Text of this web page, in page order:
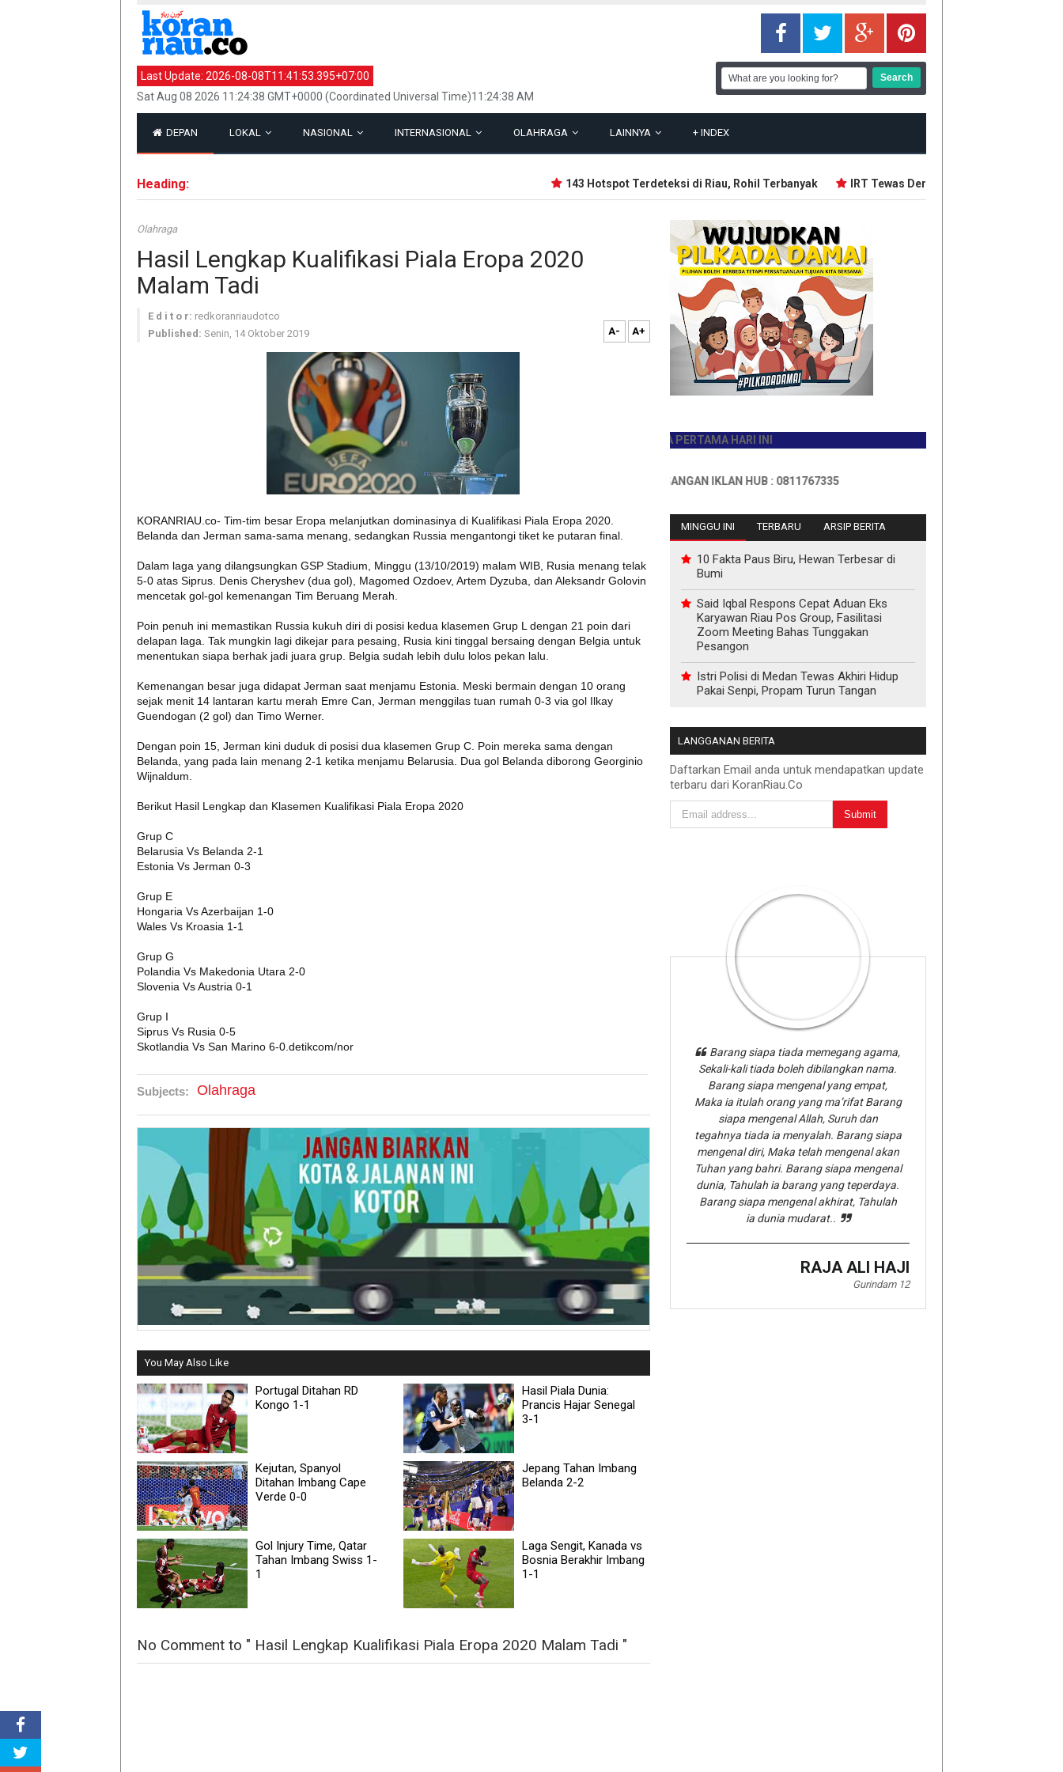
Last Update: 2026-08-08T11:41:53.395+07:00
Sat Aug 08 2026 11:24:38 GMT+0000 (Coordinated Universal Time)11:24:38 AM
DEPAN LOKAL NASIONAL INTERNASIONAL OLAHRAGA LAINNYA + INDEX
Heading: 143 Hotspot Terdeteksi di Riau, Rohil Terbanyak IRT Tewas Dersimbah Darah, Ditebas
Olahraga
Hasil Lengkap Kualifikasi Piala Eropa 2020
Malam Tadi
E d i t o r: redkoranriaudotco
Published: Senin, 14 Oktober 2019 A- A+
KORANRIAU.co- Tim-tim besar Eropa melanjutkan dominasinya di Kualifikasi Piala Eropa 2020.
Belanda dan Jerman sama-sama menang, sedangkan Russia mengantongi tiket ke putaran final.
Dalam laga yang dilangsungkan GSP Stadium, Minggu (13/10/2019) malam WIB, Rusia menang telak
5-0 atas Siprus. Denis Cheryshev (dua gol), Magomed Ozdoev, Artem Dyzuba, dan Aleksandr Golovin
mencetak gol-gol kemenangan Tim Beruang Merah.
Poin penuh ini memastikan Russia kukuh diri di posisi kedua klasemen Grup L dengan 21 poin dari
delapan laga. Tak mungkin lagi dikejar para pesaing, Rusia kini tinggal bersaing dengan Belgia untuk
menentukan siapa berhak jadi juara grup. Belgia sudah lebih dulu lolos pekan lalu.
Kemenangan besar juga didapat Jerman saat menjamu Estonia. Meski bermain dengan 10 orang
sejak menit 14 lantaran kartu merah Emre Can, Jerman menggilas tuan rumah 0-3 via gol Ilkay
Guendogan (2 gol) dan Timo Werner.
Dengan poin 15, Jerman kini duduk di posisi dua klasemen Grup C. Poin mereka sama dengan
Belanda, yang pada lain menang 2-1 ketika menjamu Belarusia. Dua gol Belanda diborong Georginio
Wijnaldum.
Berikut Hasil Lengkap dan Klasemen Kualifikasi Piala Eropa 2020
Grup C
Belarusia Vs Belanda 2-1
Estonia Vs Jerman 0-3
Grup E
Hongaria Vs Azerbaijan 1-0
Wales Vs Kroasia 1-1
Grup G
Polandia Vs Makedonia Utara 2-0
Slovenia Vs Austria 0-1
Grup I
Siprus Vs Rusia 0-5
Skotlandia Vs San Marino 6-0.detikcom/nor
Subjects: Olahraga
You May Also Like
Portugal Ditahan RD
Kongo 1-1
Hasil Piala Dunia:
Prancis Hajar Senegal
3-1
Kejutan, Spanyol
Ditahan Imbang Cape
Verde 0-0
Jepang Tahan Imbang
Belanda 2-2
Gol Injury Time, Qatar
Tahan Imbang Swiss 1-
1
Laga Sengit, Kanada vs
Bosnia Berakhir Imbang
1-1
No Comment to " Hasil Lengkap Kualifikasi Piala Eropa 2020 Malam Tadi "
JADILAH PEMBACA PERTAMA HARI INI
INFO PEMASANGAN IKLAN HUB : 0811767335
MINGGU INI TERBARU ARSIP BERITA
10 Fakta Paus Biru, Hewan Terbesar di
Bumi
Said Iqbal Respons Cepat Aduan Eks
Karyawan Riau Pos Group, Fasilitasi
Zoom Meeting Bahas Tunggakan
Pesangon
Istri Polisi di Medan Tewas Akhiri Hidup
Pakai Senpi, Propam Turun Tangan
LANGGANAN BERITA
Daftarkan Email anda untuk mendapatkan update
terbaru dari KoranRiau.Co
Barang siapa tiada memegang agama,
Sekali-kali tiada boleh dibilangkan nama.
Barang siapa mengenal yang empat,
Maka ia itulah orang yang ma’rifat Barang
siapa mengenal Allah, Suruh dan
tegahnya tiada ia menyalah. Barang siapa
mengenal diri, Maka telah mengenal akan
Tuhan yang bahri. Barang siapa mengenal
dunia, Tahulah ia barang yang teperdaya.
Barang siapa mengenal akhirat, Tahulah
ia dunia mudarat..
RAJA ALI HAJI
Gurindam 12